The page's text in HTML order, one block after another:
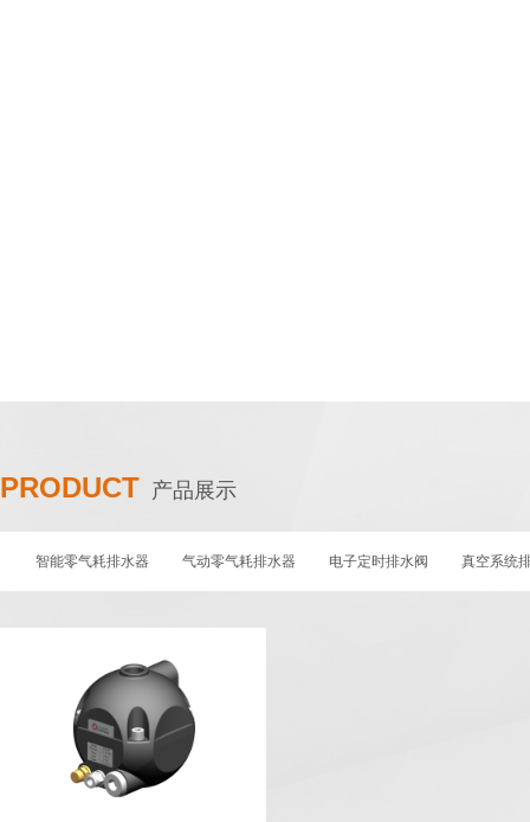
PRODUCT 产品展示
智能零气耗排水器 气动零气耗排水器 电子定时排水阀 真空系统